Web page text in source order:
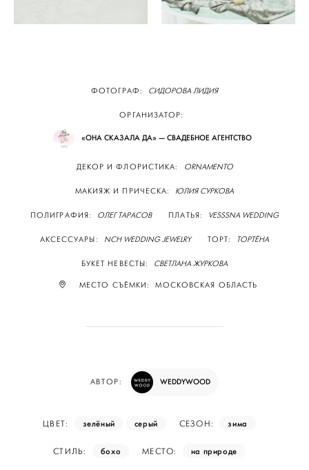
ФОТОГРАФ: СИДОРОВА ЛИДИЯ
ОРГАНИЗАТОР:
«ОНА СКАЗАЛА ДА» — СВАДЕБНОЕ АГЕНТСТВО
ДЕКОР И ФЛОРИСТИКА: ORNAMENTO
МАКИЯЖ И ПРИЧЕСКА: ЮЛИЯ СУРКОВА
ПОЛИГРАФИЯ: ОЛЕГ ТАРАСОВ ПЛАТЬЯ: VESSSNA WEDDING
АКСЕССУАРЫ: NCH WEDDING JEWELRY ТОРТ: ТОРТЁНА
БУКЕТ НЕВЕСТЫ: СВЕТЛАНА ЖУРКОВА
МЕСТО СЪЁМКИ: МОСКОВСКАЯ ОБЛАСТЬ
АВТОР: WEDDYWOOD
ЦВЕТ: зелёный серый СЕЗОН: зима
СТИЛЬ: бохо МЕСТО: на природе